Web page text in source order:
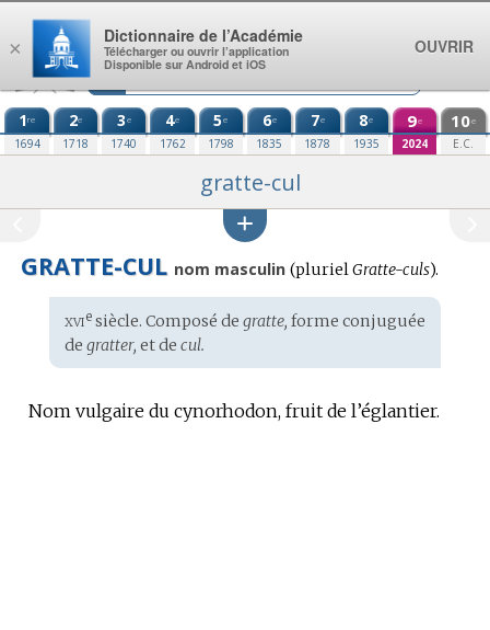
Aller au contenu
1re
1694
2e
1718
3e
1740
4e
1762
5e
1798
6e
1835
7e
1878
8e
1935
9e
2024
10e
E.C.
gratte-cul
GRATTE-CUL nom masculin (plurielGratte-culs).
Étymologie
:
xviesiècle. Composé de gratte, forme conjuguée
de gratter, et de cul.
Nom vulgaire du cynorhodon, fruit de l’églantier.
×
Dictionnaire de l’Académie
Télécharger ou ouvrir l’application
Disponible sur Android et iOS
OUVRIR